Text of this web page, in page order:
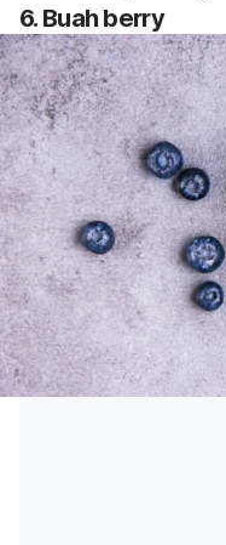
6. Buah berry